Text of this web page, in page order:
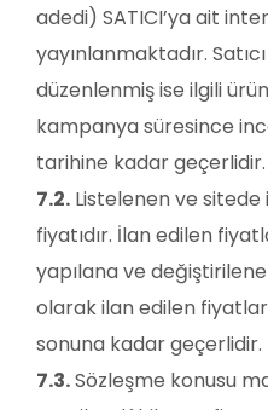
adedi) SATICI’ya ait
yayınlanmaktadır.
düzenlenmiş ise ilgili
kampanya süresince
tarihine kadar geçerlidir.
7.2. Listelenen ve
fiyatıdır. İlan edilen
yapılana ve
olarak ilan edilen
sonuna kadar geçerlidir.
7.3.Sözleşme konusu